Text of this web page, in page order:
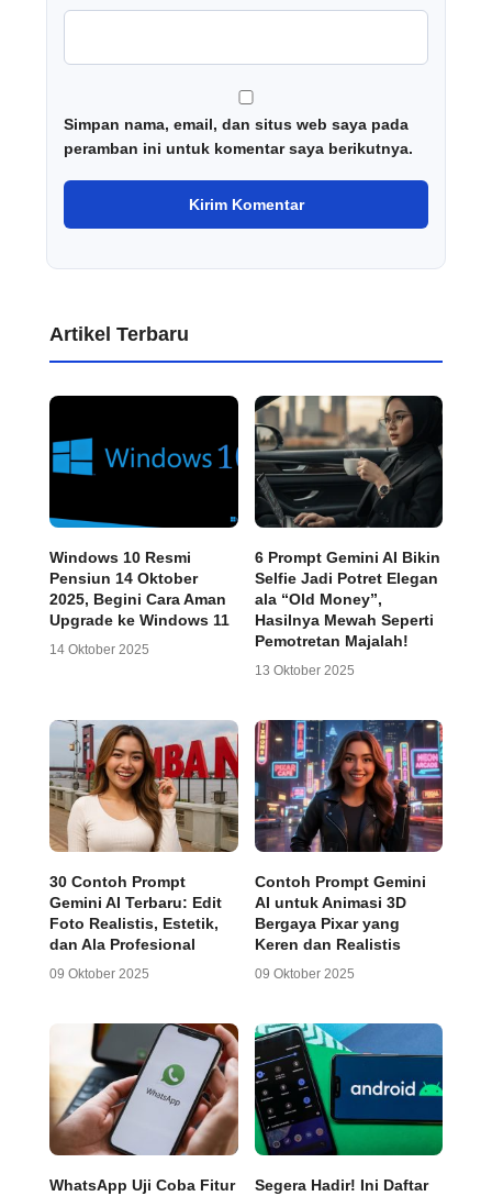
Simpan nama, email, dan situs web saya pada
peramban ini untuk komentar saya berikutnya.
Artikel Terbaru
Windows 10 Resmi
Pensiun 14 Oktober
2025, Begini Cara Aman
Upgrade ke Windows 11
14 Oktober 2025
6 Prompt Gemini AI Bikin
Selfie Jadi Potret Elegan
ala “Old Money”,
Hasilnya Mewah Seperti
Pemotretan Majalah!
13 Oktober 2025
30 Contoh Prompt
Gemini AI Terbaru: Edit
Foto Realistis, Estetik,
dan Ala Profesional
09 Oktober 2025
Contoh Prompt Gemini
AI untuk Animasi 3D
Bergaya Pixar yang
Keren dan Realistis
09 Oktober 2025
WhatsApp Uji Coba Fitur
Segera Hadir! Ini Daftar